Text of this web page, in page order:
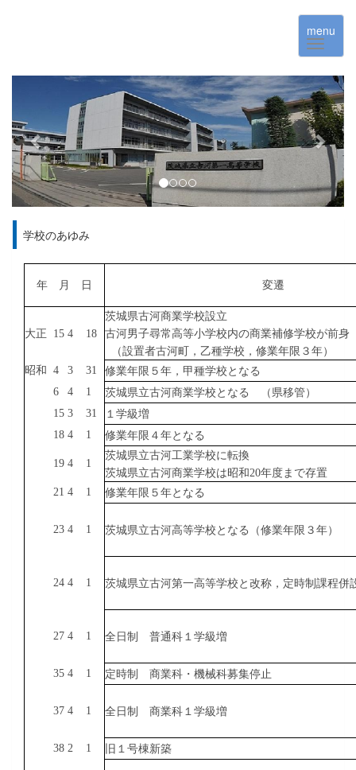
menu
e
v
i
o
s
n
e
x
t
学校のあゆみ
年 月 日 変遷
大正 15 4 18
茨城県古河商業学校設立
古河男子尋常高等小学校内の商業補修学校が前身
（設置者古河町 ， 乙種学校 ， 修業年限 ３ 年）
昭和 4 3 31 修業年限 ５ 年 ， 甲種学校 となる
6
4 1 茨城県立古河商業学校 となる （ 県移管 ）
15 3 31 １ 学級増
18 4 1 修業年限 ４ 年となる
19 4 1
茨城県立古河工業学校に転換
茨城県立古河商業学校は昭和20年度 まで存置
21 4 1 修業年限 ５ 年となる
23 4 1 茨城県立古河高等学校 となる（修業年限３年）
24 4 1 茨城県立古河第一高等学校 と 改称 ， 定時制 課程併
27 4 1 全日制 普通科 １ 学級増
35 4 1 定時制 商業科 ・ 機械科募集停止
37 4 1 全日制 商業科 １ 学級増
38 2 1 旧 １ 号棟新築